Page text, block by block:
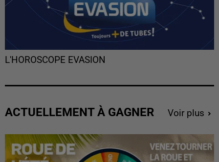
L'HOROSCOPE EVASION
ACTUELLEMENT À GAGNER Voir plus